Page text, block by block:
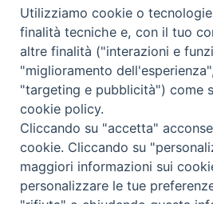
Statuto
Presidenza e ufficio presidenza
Consiglio scientifico
Coordinamento nazionale
Utilizziamo cookie o
finalità tecniche e, con il tuo
altre finalità ("interazioni e
"miglioramento
"targeting e pubblicità") come
cookie policy.
Cliccando su "accetta"
cookie. Cliccando su
maggiori informazioni sui
personalizzare le tue